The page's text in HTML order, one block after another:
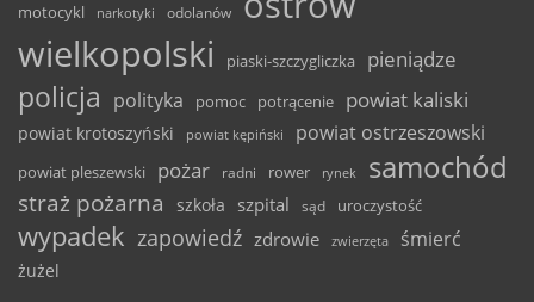
motocykl narkotyki odolanów
wielkopolski
piaski-szczygliczka pieniądze
policja polityka pomoc potrącenie powiat kaliski
powiat krotoszyński powiat kępiński powiat ostrzeszowski
powiat pleszewski pożar radni rower rynek samochód
straż pożarna szkoła szpital sąd uroczystość
wypadek zapowiedź zdrowie zwierzęta śmierć
żużel